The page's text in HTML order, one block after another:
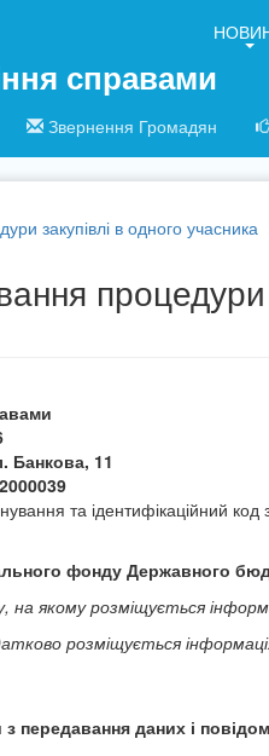
справами
Звернення Громадян
закупівлі в одного учасника
процедури
Банкова, 11
та ідентифікаційний
фонду Державного
якому розміщується
розміщується
з передавання даних і